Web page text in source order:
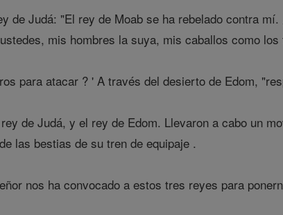
de Judá: "El rey de Moab se ha rebelado contra
mis hombres la suya, mis caballos como
para atacar ? ' A través del desierto de Edom,
de Judá, y el rey de Edom. Llevaron a cabo un
las bestias de su tren de equipaje .
nos ha convocado a estos tres reyes para